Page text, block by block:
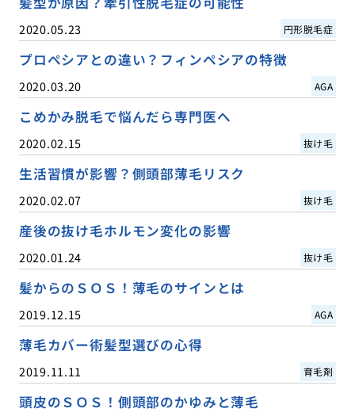
2020.05.23 円形脱毛症
プロペシアとの違い？フィンペシアの特徴
2020.03.20 AGA
こめかみ脱毛で悩んだら専門医へ
2020.02.15 抜け毛
生活習慣が影響？側頭部薄毛リスク
2020.02.07 抜け毛
産後の抜け毛ホルモン変化の影響
2020.01.24 抜け毛
髪からのＳＯＳ！薄毛のサインとは
2019.12.15 AGA
薄毛カバー術髪型選びの心得
2019.11.11 育毛剤
頭皮のＳＯＳ！側頭部のかゆみと薄毛